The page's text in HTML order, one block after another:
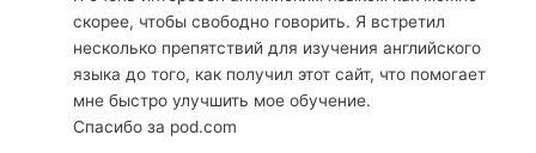
скорее, чтобы свободно говорить. Я встретил
несколько препятствий для изучения английского
языка до того, как получил этот сайт, что помогает
мне быстро улучшить мое обучение.
Спасибо за pod.com